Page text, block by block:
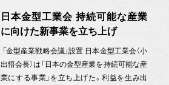
日本金型工業会 持続可能な産業
に向けた新事業を立ち上げ
「金型産業戦略会議」設置 日本金型工業会（小
出悟会長）は「日本の金型産業を持続可能な産
業にする事業」を立ち上げた。利益を生み出